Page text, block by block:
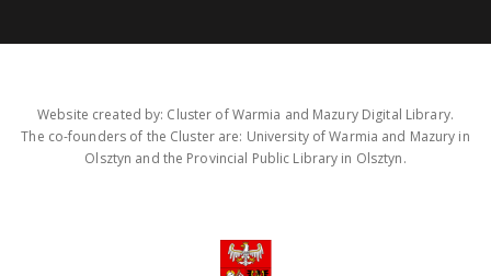
Website created by: Cluster of Warmia and Mazury Digital Library.
The co-founders of the Cluster are: University of Warmia and Mazury in
Olsztyn and the Provincial Public Library in Olsztyn.